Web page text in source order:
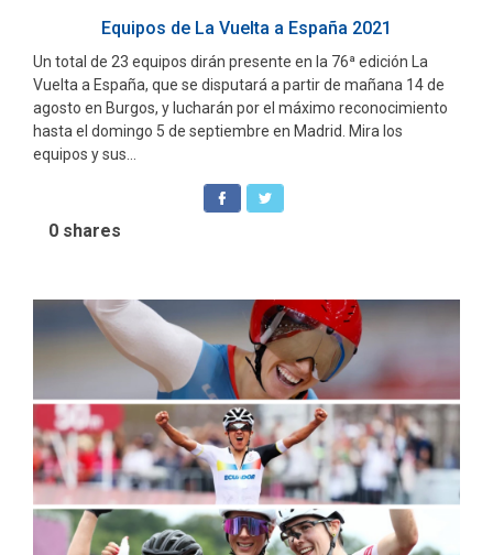
Equipos de La Vuelta a España 2021
Un total de 23 equipos dirán presente en la 76ª edición La
Vuelta a España, que se disputará a partir de mañana 14 de
agosto en Burgos, y lucharán por el máximo reconocimiento
hasta el domingo 5 de septiembre en Madrid. Mira los
equipos y sus...
0 shares